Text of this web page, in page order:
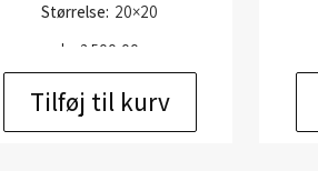
Størrelse: 20×20
kr. 2.500,00
Tilføj til kurv